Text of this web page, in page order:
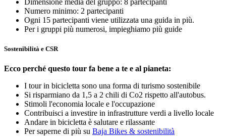
Dimensione media del gruppo: 8 partecipanti
Numero minimo: 2 partecipanti
Ogni 15 partecipanti viene utilizzata una guida in più.
Per i gruppi più numerosi, impieghiamo più guide
Sostenibilità e CSR
Ecco perché questo tour fa bene a te e al pianeta:
I tour in bicicletta sono una forma di turismo sostenibile
Si risparmiano da 1,5 a 2 chili di Co2 rispetto all'autobus.
Stimoli l'economia locale e l'occupazione
Contribuisci a investire in infrastrutture verdi a livello locale
Andare in bicicletta è salutare e rilassante
Per saperne di più su Baja Bikes & sostenibilità